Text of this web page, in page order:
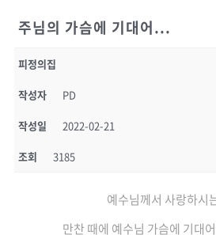
주님의 가슴에 기대어...
피정의집
작성자 PD
작성일 2022-02-21
조회 3185
예수님께서 사랑하시
만찬 때에 예수님 가슴에 기대